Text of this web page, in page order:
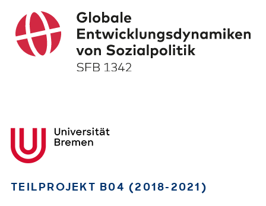
TEILPROJEKT B04 (2018-2021)